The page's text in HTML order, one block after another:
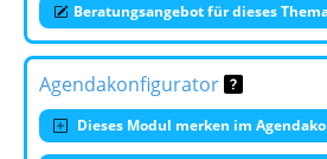
Beratungsangebot für dieses
Agendakonfigurator
Dieses Modul merken im